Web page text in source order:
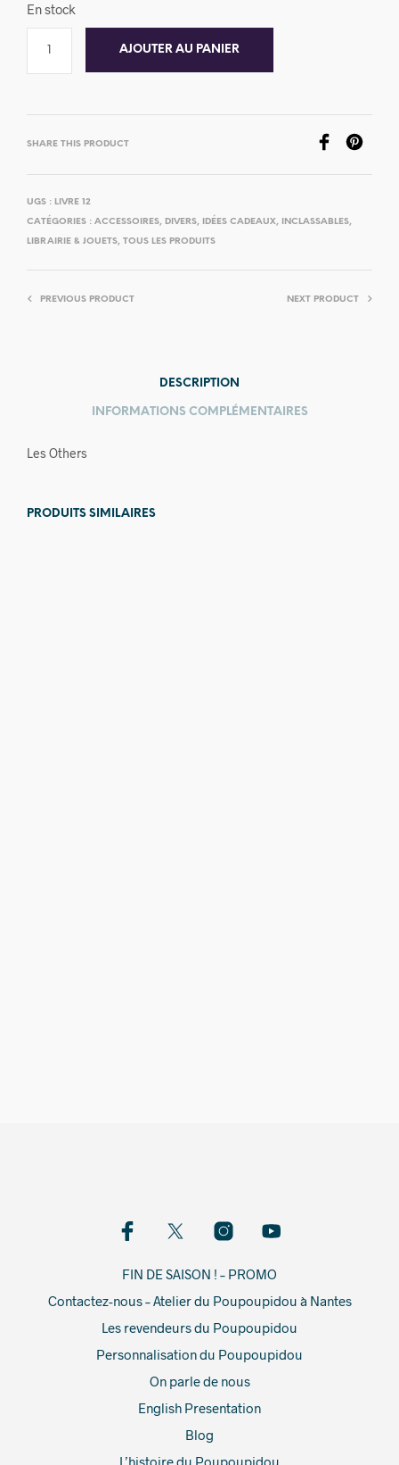
En stock
AJOUTER AU PANIER
SHARE THIS PRODUCT
UGS : LIVRE 12
CATÉGORIES : ACCESSOIRES, DIVERS, IDÉES CADEAUX, INCLASSABLES,
LIBRAIRIE & JOUETS, TOUS LES PRODUITS
PREVIOUS PRODUCT NEXT PRODUCT
DESCRIPTION
INFORMATIONS COMPLÉMENTAIRES
Les Others
PRODUITS SIMILAIRES
FIN DE SAISON ! – PROMO
Contactez-nous – Atelier du Poupoupidou à Nantes
Les revendeurs du Poupoupidou
Personnalisation du Poupoupidou
On parle de nous
English Presentation
Blog
L’histoire du Poupoupidou